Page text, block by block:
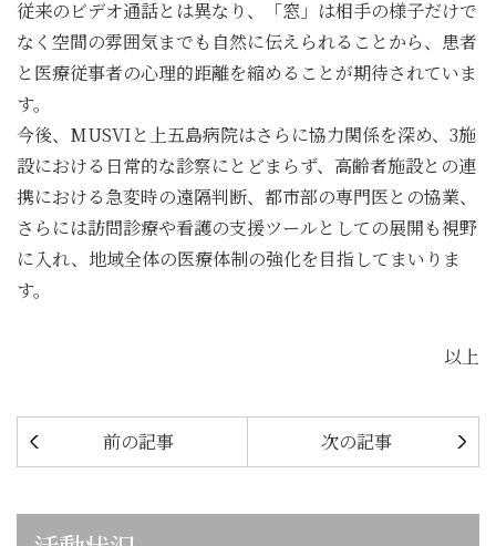
従来のビデオ通話とは異なり、「窓」は相手の様子だけで
なく空間の雰囲気までも自然に伝えられることから、患者
と医療従事者の心理的距離を縮めることが期待されていま
す。
今後、MUSVIと上五島病院はさらに協力関係を深め、3施
設における日常的な診察にとどまらず、高齢者施設との連
携における急変時の遠隔判断、都市部の専門医との協業、
さらには訪問診療や看護の支援ツールとしての展開も視野
に入れ、地域全体の医療体制の強化を目指してまいりま
す。
以上
前の記事 次の記事